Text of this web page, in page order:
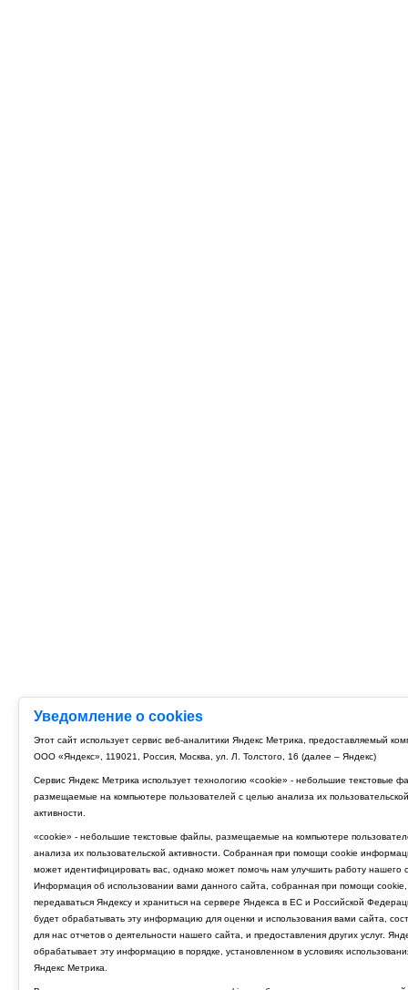
Уведомление о cookies
Этот сайт использует сервис веб-аналитики Яндекс Метрика, предоставляемый
ООО «Яндекс», 119021, Россия, Москва, ул. Л. Толстого, 16 (далее – Яндекс)
Сервис Яндекс Метрика использует технологию «cookie» - небольшие текстовые
размещаемые на компьютере пользователей с целью анализа их пользовательской
активности.
«cookie» - небольшие текстовые файлы, размещаемые на компьютере
анализа их пользовательской активности. Собранная при помощи cookie
может идентифицировать вас, однако может помочь нам улучшить работу нашего
Информация об использовании вами данного сайта, собранная при помощи cookie,
передаваться Яндексу и храниться на сервере Яндекса в ЕС и Российской
будет обрабатывать эту информацию для оценки и использования вами сайта,
для нас отчетов о деятельности нашего сайта, и предоставления других услуг.
обрабатывает эту информацию в порядке, установленном в условиях
Яндекс Метрика.